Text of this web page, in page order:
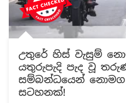
උතුරේ හිස් වැසුම්
යතුරුපැදි පැද වූ
සම්බන්ධයෙන්
සටහනක්!